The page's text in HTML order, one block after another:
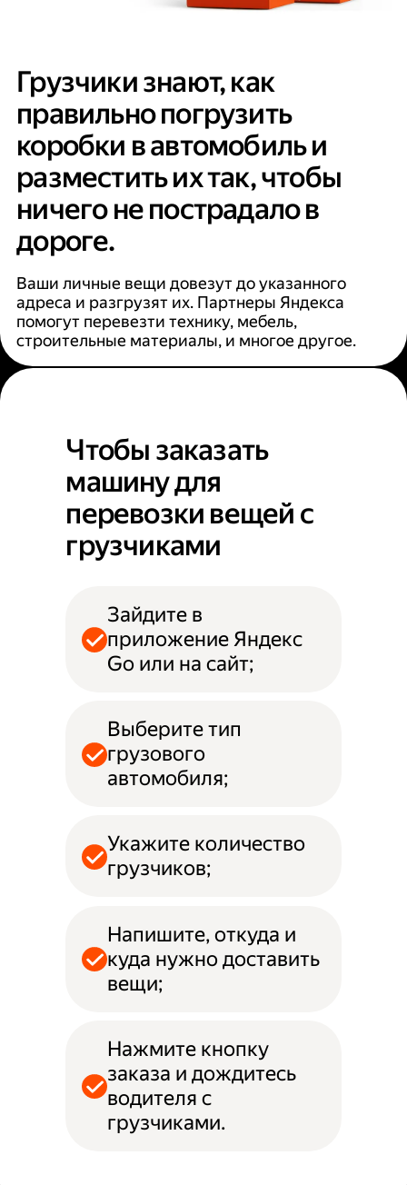
Грузчики знают, как
правильно погрузить
коробки в автомобиль и
разместить их так, чтобы
ничего не пострадало в
дороге.
Ваши личные вещи довезут до указанного
адреса и разгрузят их. Партнеры Яндекса
помогут перевезти технику, мебель,
строительные материалы, и многое другое.
Чтобы заказать
машину для
перевозки вещей с
грузчиками
Зайдите в
приложение Яндекс
Go или на сайт;
Выберите тип
грузового
автомобиля;
Укажите количество
грузчиков;
Напишите, откуда и
куда нужно доставить
вещи;
Нажмите кнопку
заказа и дождитесь
водителя с
грузчиками.